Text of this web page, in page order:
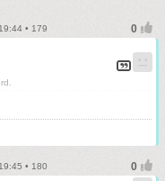
• 179
• 180